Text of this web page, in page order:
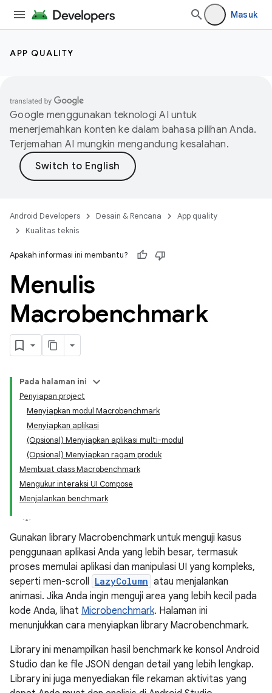
Masuk
APP QUALITY
Google menggunakan teknologi AI untuk
menerjemahkan konten ke dalam bahasa pilihan Anda.
Terjemahan AI mungkin mengandung kesalahan.
Android Developers Desain & Rencana
App quality
Kualitas teknis
Apakah informasi ini membantu?
Menulis
Macrobenchmark
Pada halaman ini
Penyiapan project
Menyiapkan modul Macrobenchmark
Menyiapkan aplikasi
(Opsional) Menyiapkan aplikasi multi-modul
(Opsional) Menyiapkan ragam produk
Membuat class Macrobenchmark
Mengukur interaksi UI Compose
Menjalankan benchmark
Gunakan library Macrobenchmark untuk menguji kasus
penggunaan aplikasi Anda yang lebih besar, termasuk
proses memulai aplikasi dan manipulasi UI yang kompleks,
seperti men-scroll LazyColumn atau menjalankan
animasi. Jika Anda ingin menguji area yang lebih kecil pada
kode Anda, lihat Microbenchmark. Halaman ini
menunjukkan cara menyiapkan library Macrobenchmark.
Library ini menampilkan hasil benchmark ke konsol Android
Studio dan ke file JSON dengan detail yang lebih lengkap.
Library ini juga menyediakan file rekaman aktivitas yang